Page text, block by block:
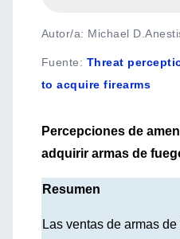
Autor/a: Michael
Fuente: Threat
to acquire firearms
Percepciones de
adquirir armas de
Resumen
Las ventas de armas